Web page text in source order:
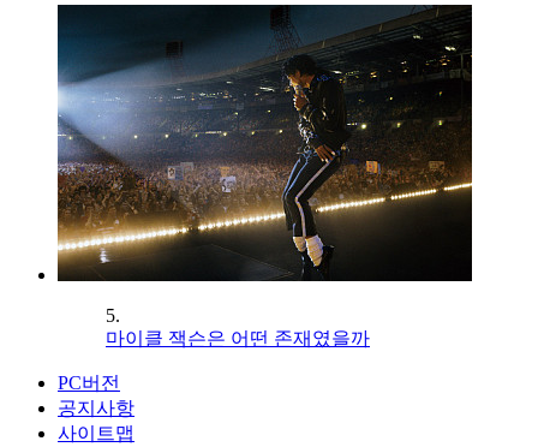
5.
마이클 잭슨은 어떤 존재였을까
PC버전
공지사항
사이트맵